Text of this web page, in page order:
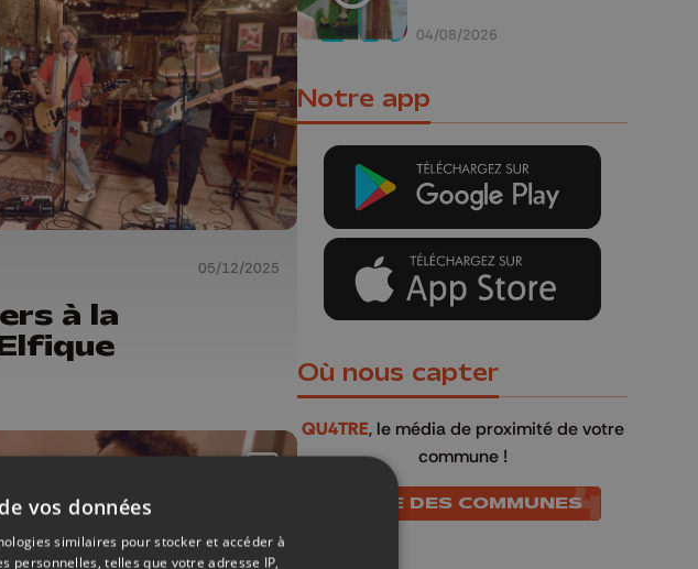
05/12/2025
à la
04/08/2026
Notre app
Où nous capter
QU4TRE, le média de proximité de votre
commune !
LISTE DES COMMUNES
vos données
similaires pour stocker et accéder à
personnelles, telles que votre adresse IP,